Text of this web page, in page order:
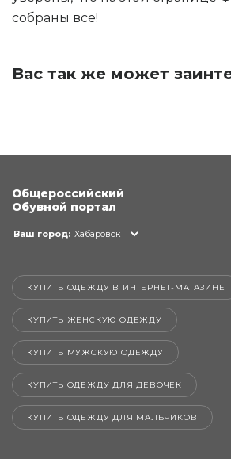
собраны все!
Вас так же может
Общероссийский
Обувной портал
Ваш город: Хабаровск
КУПИТЬ ОДЕЖДУ В ИНТЕРНЕТ-МАГАЗИНЕ
КУПИТЬ ЖЕНСКУЮ ОДЕЖДУ
КУПИТЬ МУЖСКУЮ ОДЕЖДУ
КУПИТЬ ОДЕЖДУ ДЛЯ ДЕВОЧЕК
КУПИТЬ ОДЕЖДУ ДЛЯ МАЛЬЧИКОВ